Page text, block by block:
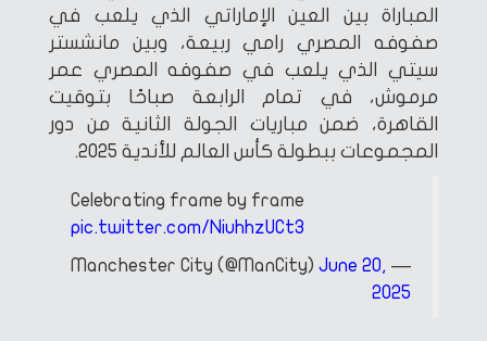
المباراة بين العين الإماراتي الذي يلعب في
صفوفه المصري رامي ربيعة، وبين مانشستر
سيتي الذي يلعب في صفوفه المصري عمر
مرموش، في تمام الرابعة صباحًا بتوقيت
القاهرة، ضمن مباريات الجولة الثانية من دور
المجموعات ببطولة كأس العالم للأندية 2025.
Celebrating frame by frame ️
pic.twitter.com/NiuhhzUCt3
— Manchester City (@ManCity)
June 20,
2025